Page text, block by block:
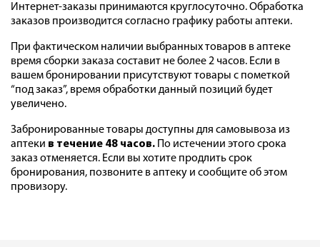
Интернет-заказы принимаются круглосуточно. Обработка
заказов производится согласно графику работы аптеки.
При фактическом наличии выбранных товаров в аптеке
время сборки заказа составит не более 2 часов. Если в
вашем бронировании присутствуют товары с пометкой
“под заказ”, время обработки данный позиций будет
увеличено.
Забронированные товары доступны для самовывоза из
аптеки в течение 48 часов. По истечении этого срока
заказ отменяется. Если вы хотите продлить срок
бронирования, позвоните в аптеку и сообщите об этом
провизору.